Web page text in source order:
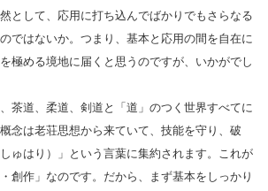
として、応用に打ち込んでばかりでもさらなる
ではないか。つまり、基本と応用の間を自在に
極める境地に届くと思うのですが、いかがでし
茶道、柔道、剣道と「道」のつく世界すべてに
念は老荘思想から来ていて、技能を守り、破
ゅはり）」という言葉に集約されます。これが
創作」なのです。だから、まず基本をしっかり